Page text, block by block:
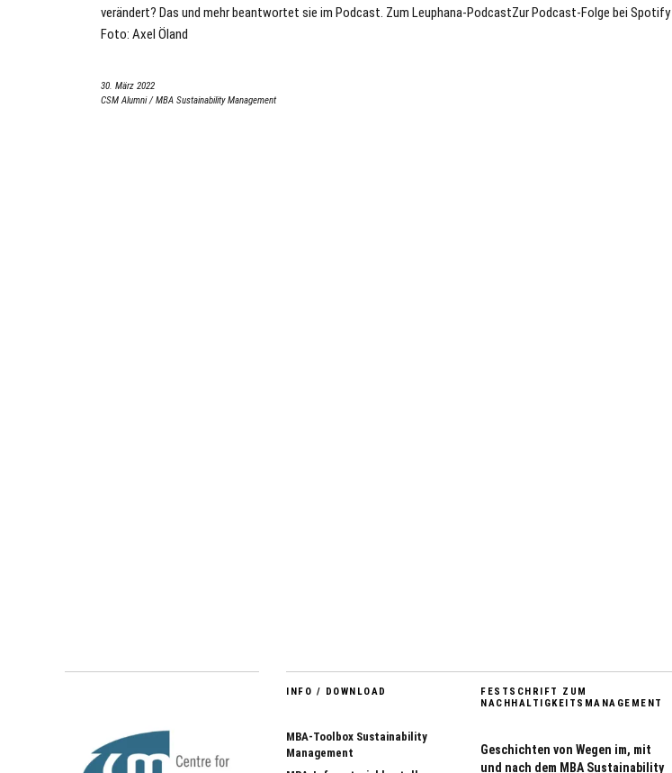
verändert? Das und mehr beantwortet sie im Podcast. Zum Leuphana-PodcastZur Podcast-Folge bei Spotify
Foto: Axel Öland
30. März 2022
CSM Alumni/MBA Sustainability Management
INFO / DOWNLOAD
MBA-Toolbox Sustainability
Management
FESTSCHRIFT ZUM
NACHHALTIGKEITSMANAGEMENT
Geschichten von Wegen im, mit
und nach dem MBA Sustainability